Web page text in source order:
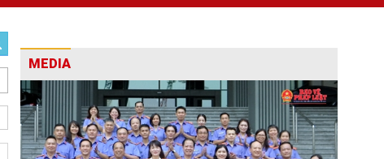
MEDIA